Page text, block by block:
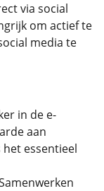
via social
om actief te
media te
in de e-
aan
essentieel